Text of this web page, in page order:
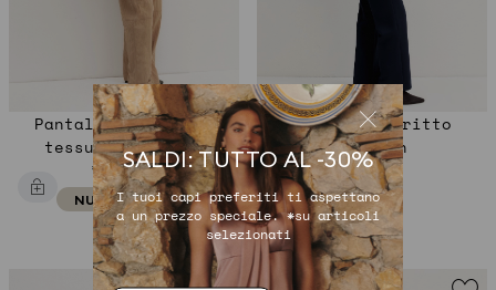
Pantalone fluido in
tessuto crinckle
€ 109,90
NUOVI ARRIVI
Pantalone dritto
stretch
€ 89,90
SALDI: TUTTO AL -30%
I tuoi capi preferiti ti aspettano
a un prezzo speciale. *su articoli
selezionati